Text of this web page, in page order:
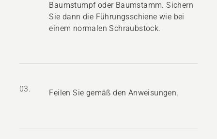
Baumstumpf oder Baumstamm. Sichern
Sie dann die Führungsschiene wie bei
einem normalen Schraubstock.
03. Feilen Sie gemäß den Anweisungen.